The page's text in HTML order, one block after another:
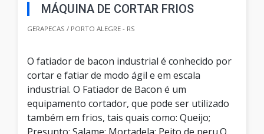
MÁQUINA DE CORTAR FRIOS
GERAPECAS / PORTO ALEGRE - RS
O fatiador de bacon industrial é conhecido por
cortar e fatiar de modo ágil e em escala
industrial. O Fatiador de Bacon é um
equipamento cortador, que pode ser utilizado
também em frios, tais quais como: Queijo;